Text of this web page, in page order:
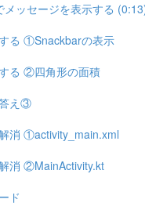
メッセージを表示する
る ①Snackbarの表示
る ②四角形の面積
え③
消 ①activity_main.xml
消 ②MainActivity.kt
ド